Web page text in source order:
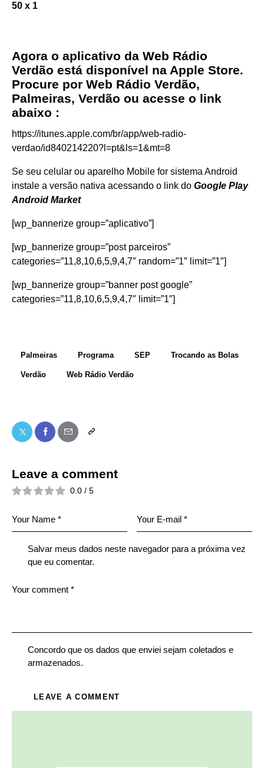
50 x 1
Agora o aplicativo da Web Rádio
Verdão está disponível na Apple Store.
Procure por Web Rádio Verdão,
Palmeiras, Verdão ou acesse o link
abaixo :
https://itunes.apple.com/br/app/web-radio-
verdao/id840214220?l=pt&ls=1&mt=8
Se seu celular ou aparelho Mobile for sistema Android
instale a versão nativa acessando o link do Google Play
Android Market
[wp_bannerize group=”aplicativo”]
[wp_bannerize group=”post parceiros”
categories=”11,8,10,6,5,9,4,7″ random=”1″ limit=”1″]
[wp_bannerize group=”banner post google”
categories=”11,8,10,6,5,9,4,7″ limit=”1″]
Palmeiras Programa SEP Trocando as Bolas
Verdão Web Rádio Verdão
Leave a comment
0.0 / 5
Salvar meus dados neste navegador para a próxima vez
que eu comentar.
Concordo que os dados que enviei sejam coletados e
armazenados.